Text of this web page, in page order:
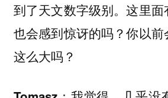
到了天文数字级别。这里
也会感到惊讶的吗？你以
这么大吗？